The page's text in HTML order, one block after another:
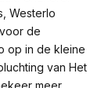
Westerlo
de
op in de kleine
van Het
meer.